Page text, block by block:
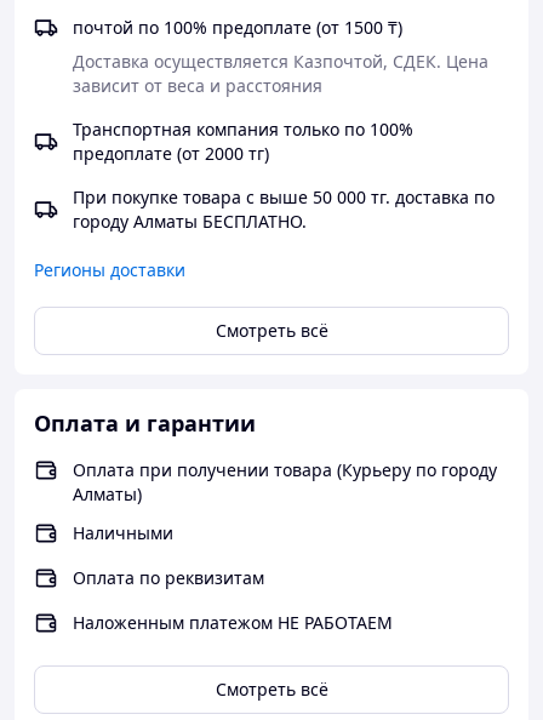
Инструкция по применению:
напитком и выпейте за 10-15 минут до полового акта.
Не используйте более одного пакетика в сутки.
Противопоказания:
индивидуальная непереносимость;
беременность;
запрещено использовать
Способ применения: содержимое 1 пакетика (5 мг)
растворить в любом напитке и выпить, препарат
начинает действовать через 5 - 10 мин после приема.
часов.
почтой по 100% предоплате (от 1500 ₸)
Доставка осуществляется Казпочтой, СДЕК. Цена
зависит от веса и расстояния
Транспортная компания только по 100%
предоплате (от 2000 тг)
При покупке товара с выше 50 000 тг. доставка по
городу Алматы БЕСПЛАТНО.
Регионы доставки
Смотреть всё
Оплата и гарантии
Оплата при получении товара (Курьеру по городу
Алматы)
Наличными
Оплата по реквизитам
Наложенным платежом НЕ РАБОТАЕМ
Смотреть всё